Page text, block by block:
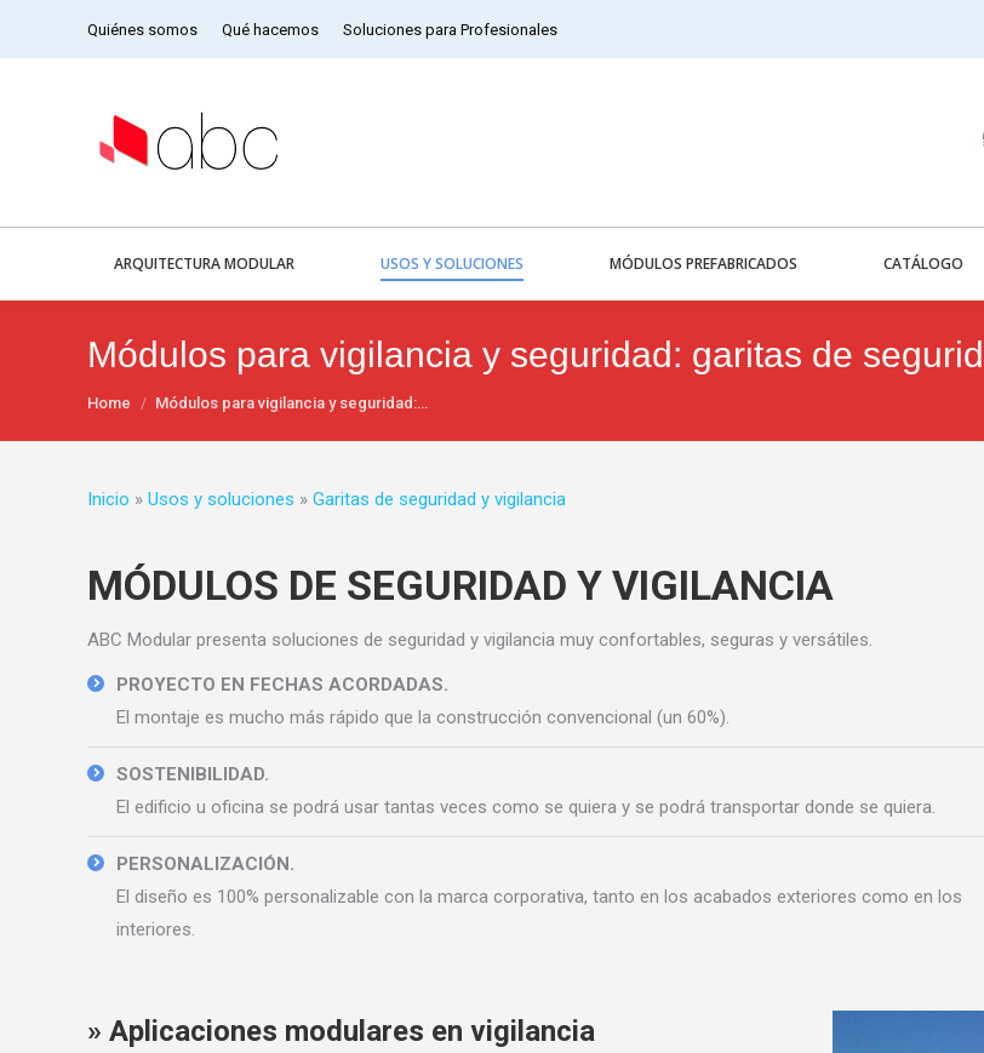
Quiénes somos Qué hacemos Soluciones para Profesionales
ARQUITECTURA MODULAR USOS Y SOLUCIONES MÓDULOS PREFABRICADOS CATÁLOGO
Módulos para vigilancia y seguridad: garitas de
You are here:
Home Módulos para vigilancia y seguridad:…
Inicio » Usos y soluciones » Garitas de seguridad y vigilancia
MÓDULOS DE SEGURIDAD Y VIGILANCIA
ABC Modular presenta soluciones de seguridad y vigilancia muy confortables, seguras y versátiles.
PROYECTO EN FECHAS ACORDADAS.
El montaje es mucho más rápido que la construcción convencional (un 60%).
SOSTENIBILIDAD.
El edificio u oficina se podrá usar tantas veces como se quiera y se podrá transportar donde se quiera.
PERSONALIZACIÓN.
El diseño es 100% personalizable con la marca corporativa, tanto en los acabados exteriores como en los
interiores.
» Aplicaciones modulares en vigilancia